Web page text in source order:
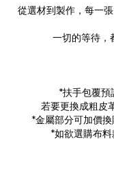
從選材到製作，每一
一切的等待，
*扶手包覆
若要更換成粗皮
*金屬部分可加價換
*如欲選購布料